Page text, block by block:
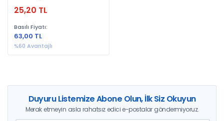
25,20 TL
Basılı Fiyatı:
63,00 TL
%60 Avantajlı
Duyuru Listemize Abone Olun, İlk Siz Okuyun
Merak etmeyin asla rahatsız edici e-postalar göndermiyoruz.